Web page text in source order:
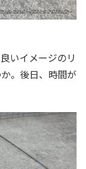
いイメージのリ
。後日、時間が